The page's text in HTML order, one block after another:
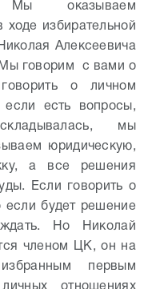
Мы оказываем
избирательной
Алексеевича
Мы говорим с вами о
о личном
есть вопросы,
мы
юридическую,
а все решения
Если говорить о
если будет решение
Но Николай
членом ЦК, он на
избранным первым